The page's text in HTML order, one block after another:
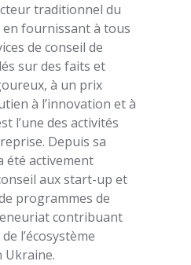
traditionnel du
fournissant à tous
de conseil de
sur des faits et
à un prix
à l’innovation et à
l’une des activités
Depuis sa
été activement
aux start-up et
programmes de
contribuant
l’écosystème